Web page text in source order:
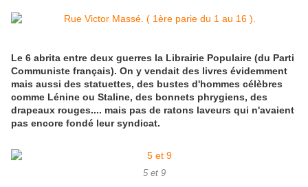
Le 6 abrita entre deux guerres la Librairie Populaire (du Parti
Communiste français). On y vendait des livres évidemment
mais aussi des statuettes, des bustes d'hommes célèbres
comme Lénine ou Staline, des bonnets phrygiens, des
drapeaux rouges.... mais pas de ratons laveurs qui n'avaient
pas encore fondé leur syndicat.
5 et 9